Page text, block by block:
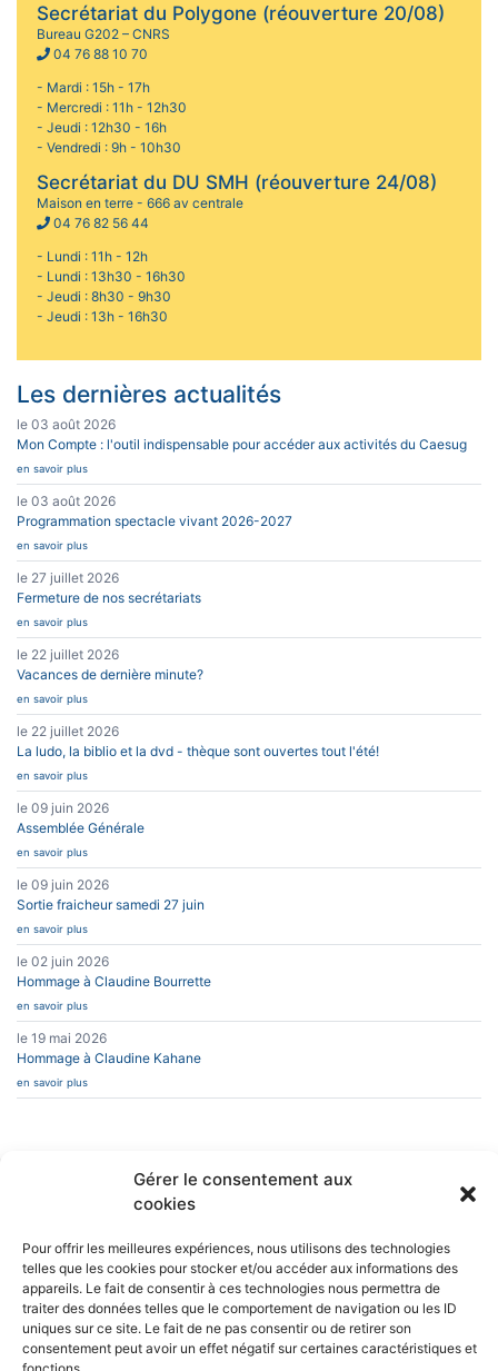
Gérer le consentement aux
cookies
Pour offrir les meilleures expériences, nous utilisons des technologies
telles que les cookies pour stocker et/ou accéder aux informations des
appareils. Le fait de consentir à ces technologies nous permettra de
traiter des données telles que le comportement de navigation ou les ID
uniques sur ce site. Le fait de ne pas consentir ou de retirer son
consentement peut avoir un effet négatif sur certaines caractéristiques et
Secrétariat du Polygone (réouverture 20/08)
Bureau G202 – CNRS
04 76 88 10 70
- Mardi : 15h - 17h
- Mercredi : 11h - 12h30
- Jeudi : 12h30 - 16h
- Vendredi : 9h - 10h30
Secrétariat du DU SMH (réouverture 24/08)
Maison en terre - 666 av centrale
04 76 82 56 44
- Lundi : 11h - 12h
- Lundi : 13h30 - 16h30
- Jeudi : 8h30 - 9h30
- Jeudi : 13h - 16h30
Les dernières actualités
le 03 août 2026
Mon Compte : l'outil indispensable pour accéder aux activités du Caesug
en savoir plus
le 03 août 2026
Programmation spectacle vivant 2026-2027
en savoir plus
le 27 juillet 2026
Fermeture de nos secrétariats
en savoir plus
le 22 juillet 2026
Vacances de dernière minute?
en savoir plus
le 22 juillet 2026
La ludo, la biblio et la dvd - thèque sont ouvertes tout l'été!
en savoir plus
le 09 juin 2026
Assemblée Générale
en savoir plus
le 09 juin 2026
Sortie fraicheur samedi 27 juin
en savoir plus
le 02 juin 2026
Hommage à Claudine Bourrette
en savoir plus
le 19 mai 2026
Hommage à Claudine Kahane
en savoir plus
CAESUG
Caesug c/o CNRS
25 avenue des
Martyrs
BP 166
38042 Grenoble
Cedex 9
nous écrire
CONTACT
EN SAVOIR PLUS
L’ASSOCIATION
NEWSLETTERS